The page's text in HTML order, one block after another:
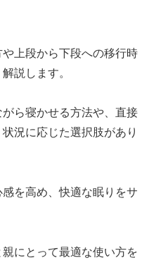
上段から下段への移行時
説します。
ら寝かせる方法や、直接
況に応じた選択肢があり
を高め、快適な眠りをサ
にとって最適な使い方を